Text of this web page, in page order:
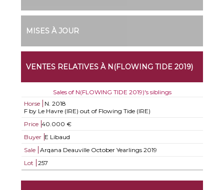
MISES À JOUR
VENTES RELATIVES À N(FLOWING TIDE 2019)
Sales of N(FLOWING TIDE 2019)'s siblings
Horse
N. 2018
F by Le Havre (IRE) out of Flowing Tide (IRE)
Price 40.000 €
Buyer E Libaud
Sale
Arqana Deauville October Yearlings 2019
Lot
257